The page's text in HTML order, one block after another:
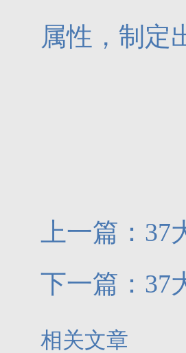
属性，制定
上一篇： 37
下一篇： 37
相关文章